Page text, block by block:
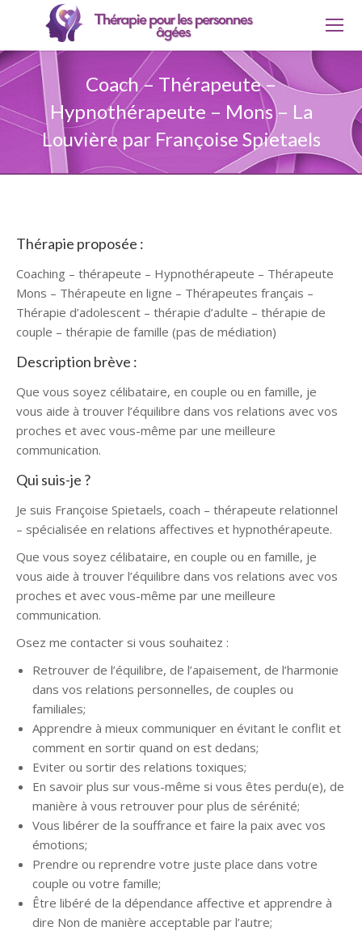
Coach – Thérapeute –
Hypnothérapeute – Mons – La
Louvière par Françoise Spietaels
Thérapie proposée :
Coaching – thérapeute – Hypnothérapeute – Thérapeute
Mons – Thérapeute en ligne – Thérapeutes français –
Thérapie d’adolescent – thérapie d’adulte – thérapie de
couple – thérapie de famille (pas de médiation)
Description brève :
Que vous soyez célibataire, en couple ou en famille, je
vous aide à trouver l’équilibre dans vos relations avec vos
proches et avec vous-même par une meilleure
communication.
Qui suis-je ?
Je suis Françoise Spietaels, coach – thérapeute relationnel
– spécialisée en relations affectives et hypnothérapeute.
Que vous soyez célibataire, en couple ou en famille, je
vous aide à trouver l’équilibre dans vos relations avec vos
proches et avec vous-même par une meilleure
communication.
Osez me contacter si vous souhaitez :
Retrouver de l’équilibre, de l’apaisement, de l’harmonie
dans vos relations personnelles, de couples ou
familiales;
Apprendre à mieux communiquer en évitant le conflit et
comment en sortir quand on est dedans;
Eviter ou sortir des relations toxiques;
En savoir plus sur vous-même si vous êtes perdu(e), de
manière à vous retrouver pour plus de sérénité;
Vous libérer de la souffrance et faire la paix avec vos
émotions;
Prendre ou reprendre votre juste place dans votre
couple ou votre famille;
Être libéré de la dépendance affective et apprendre à
dire Non de manière acceptable par l’autre;